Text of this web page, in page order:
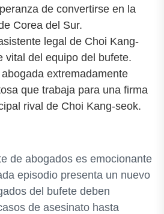
de convertirse en la
Corea del Sur.
legal de Choi Kang-
vital del equipo del bufete.
extremadamente
que trabaja para una firma
rival de Choi Kang-seok.
de abogados es emocionante
episodio presenta un nuevo
del bufete deben
de asesinato hasta